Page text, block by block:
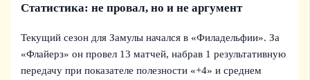
Статистика: не провал, но и не аргумент
Текущий сезон для Замулы начался в «Филадельфии». За
«Флайерз» он провел 13 матчей, набрав 1 результативную
передачу при показателе полезности «+4» и среднем